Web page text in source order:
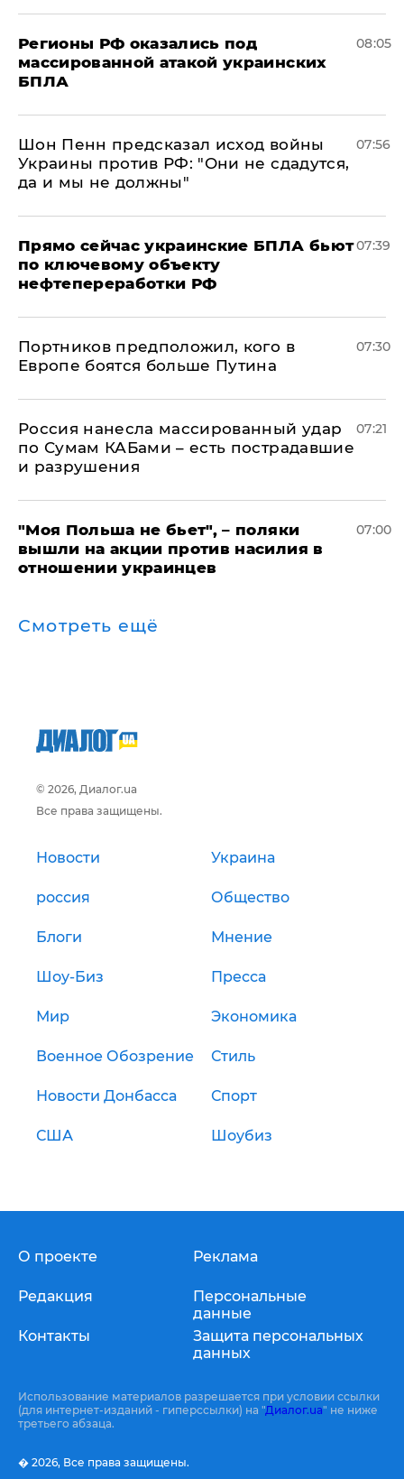
Регионы РФ оказались под
массированной атакой украинских
БПЛА
08:05
Шон Пенн предсказал исход войны
Украины против РФ: "Они не сдадутся,
да и мы не должны"
07:56
Прямо сейчас украинские БПЛА бьют
по ключевому объекту
нефтепереработки РФ
07:39
Портников предположил, кого в
Европе боятся больше Путина
07:30
Россия нанесла массированный удар
по Сумам КАБами – есть пострадавшие
и разрушения
07:21
"Моя Польша не бьет", – поляки
вышли на акции против насилия в
отношении украинцев
07:00
Смотреть ещё
© 2026, Диалог.ua
Все права защищены.
Новости Украина
россия Общество
Блоги Мнение
Шоу-Биз Пресса
Мир Экономика
Военное Обозрение Стиль
Новости Донбасса Спорт
США Шоубиз
О проекте
Редакция
Контакты
Реклама
Персональные
данные
Защита персональных
данных
Использование материалов разрешается при условии ссылки
(для интернет-изданий - гиперссылки) на "Диалог.ua" не ниже
третьего абзаца.
� 2026, Все права защищены.